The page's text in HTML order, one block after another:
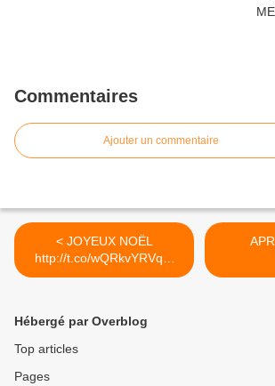
Commentaires
Ajouter un commentaire
< JOYEUX NOËL
http://t.co/wQRkvYRVqm
#VTTàVeauche
Hébergé par Overblog
Top articles
Pages